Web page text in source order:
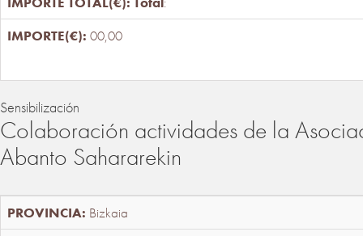
00,00
Sensibilización
Colaboración actividades de la
Abanto Sahararekin
Bizkaia